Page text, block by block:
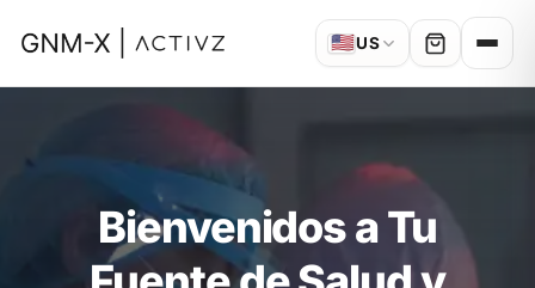
🇺🇸US
Bienvenidos a Tu